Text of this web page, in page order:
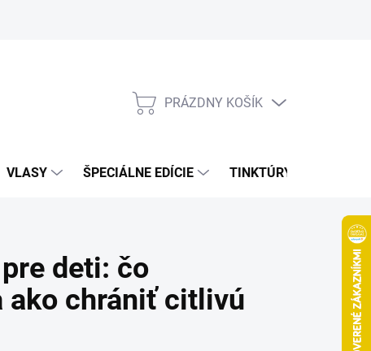
NÁKUPNÝ
PRÁZDNY KOŠÍK
VLASY ŠPECIÁLNE EDÍCIE TINKTÚRY
deti: čo
ako chrániť citlivú